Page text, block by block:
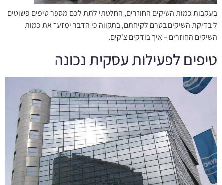
בעקבות כמות השיקים החוזרים, החלטתי לתת לכם מספר טיפים פשוטים
ל בדיקת השיקים בטרם לקיחתם, בתקווה כי הדבר ימזער את כמות
השיקים החוזרים – איך בודקים צ'קים.
טיפים לפעילות עסקית נכונה